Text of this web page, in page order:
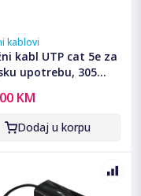
kablovi
kabl UTP cat 5e za
upotrebu, 305
KM
Dodaj u korpu